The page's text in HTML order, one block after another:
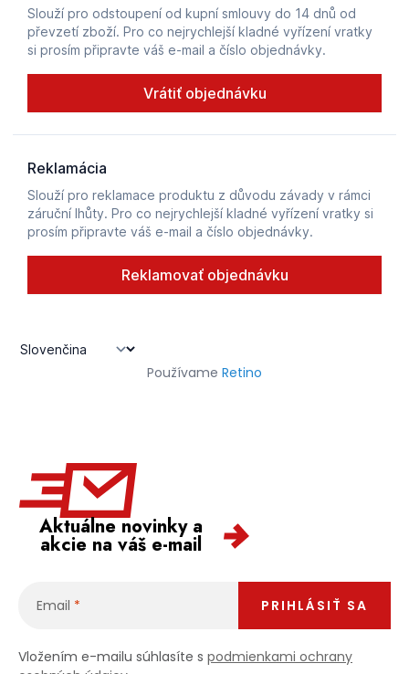
Značky
Servis náradia Hodnotenie obchodu
Doprava a platba Váš zákaznícky účet
Kontakty
PODPORA
Reklamačný formulár
Přihlášení
Používame Retino
Aktuálne novinky a
akcie na váš e-mail
Email
Vložením e-mailu súhlasíte s podmienkami ochrany
PRIHLÁSIŤ SA